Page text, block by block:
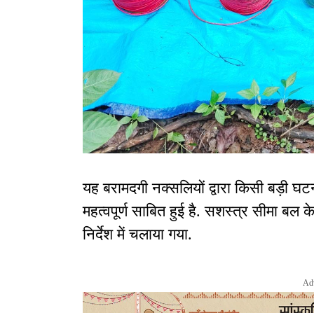
यह बरामदगी नक्सलियों द्वारा किसी
महत्वपूर्ण साबित हुई है. सशस्त्र सीमा बल
निर्देश में चलाया गया.